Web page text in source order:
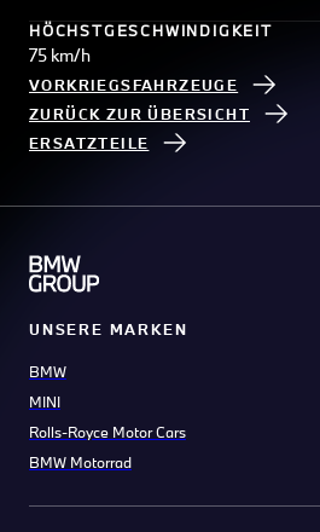
HÖCHSTGESCHWINDIGKEIT
75 km/h
VORKRIEGSFAHRZEUGE
ZURÜCK ZUR ÜBERSICHT
ERSATZTEILE
UNSERE MARKEN
BMW
MINI
Rolls-Royce Motor Cars
BMW Motorrad